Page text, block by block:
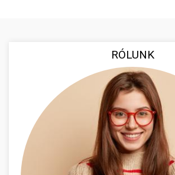
RÓLUNK